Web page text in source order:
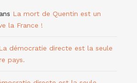
La mort de Quentin est un
la France !
démocratie directe est la seule
pays.